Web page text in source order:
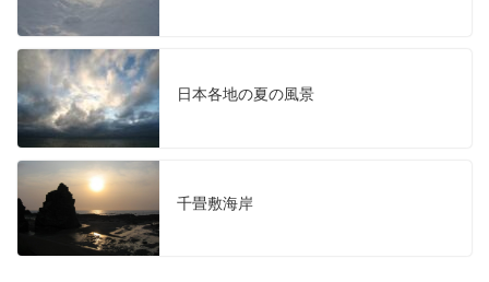
日本各地の夏の風景
千畳敷海岸